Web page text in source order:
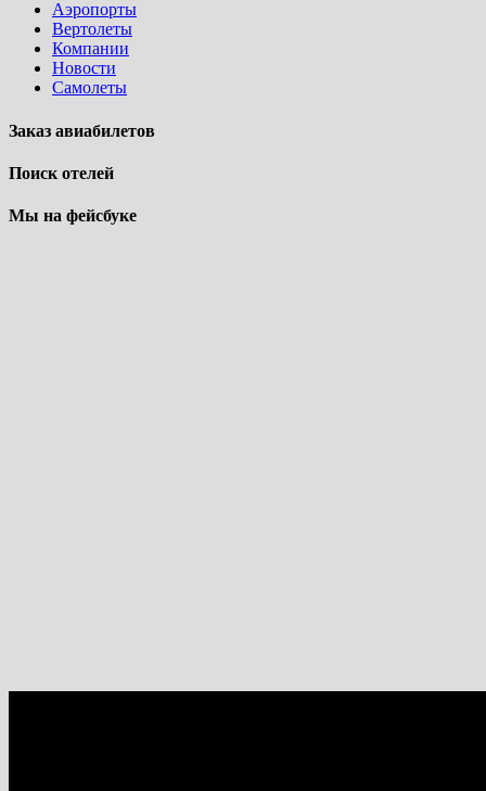
Аэропорты
Вертолеты
Компании
Новости
Самолеты
Заказ авиабилетов
Поиск отелей
Мы на фейсбуке